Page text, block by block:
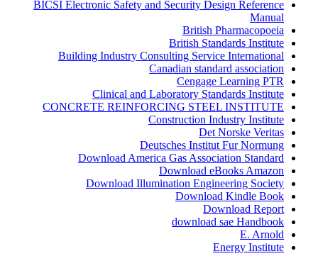
BICSI Electronic Safety and Security Design Reference
Manual
British Pharmacopoeia
British Standards Institute
Building Industry Consulting Service International
Canadian standard association
Cengage Learning PTR
Clinical and Laboratory Standards Institute
CONCRETE REINFORCING STEEL INSTITUTE
Construction Industry Institute
Det Norske Veritas
Deutsches Institut Fur Normung
Download America Gas Association Standard
Download eBooks Amazon
Download Illumination Engineering Society
Download Kindle Book
Download Report
download sae Handbook
E. Arnold
Energy Institute